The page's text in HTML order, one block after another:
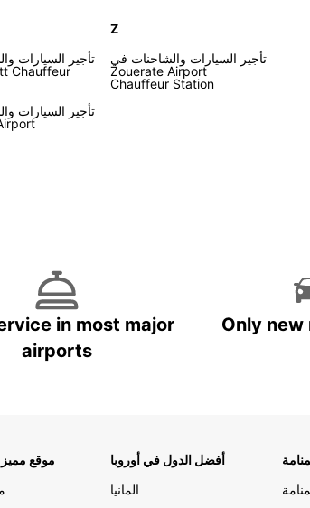
تأجير السيارات
Chauffeur
تأجير السيارات
Z
تأجير السيارات والشاحنات في
Zouerate Airport
Chauffeur Station
in most major
airports
Only
موقع
أفضل الدول في أوروبا
المانيا